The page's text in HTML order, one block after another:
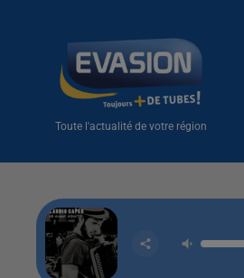
Toute l'actualité de votre région